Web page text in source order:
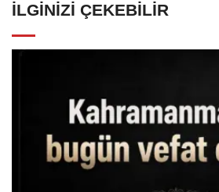
İLGINIZI ÇEKEBILIR